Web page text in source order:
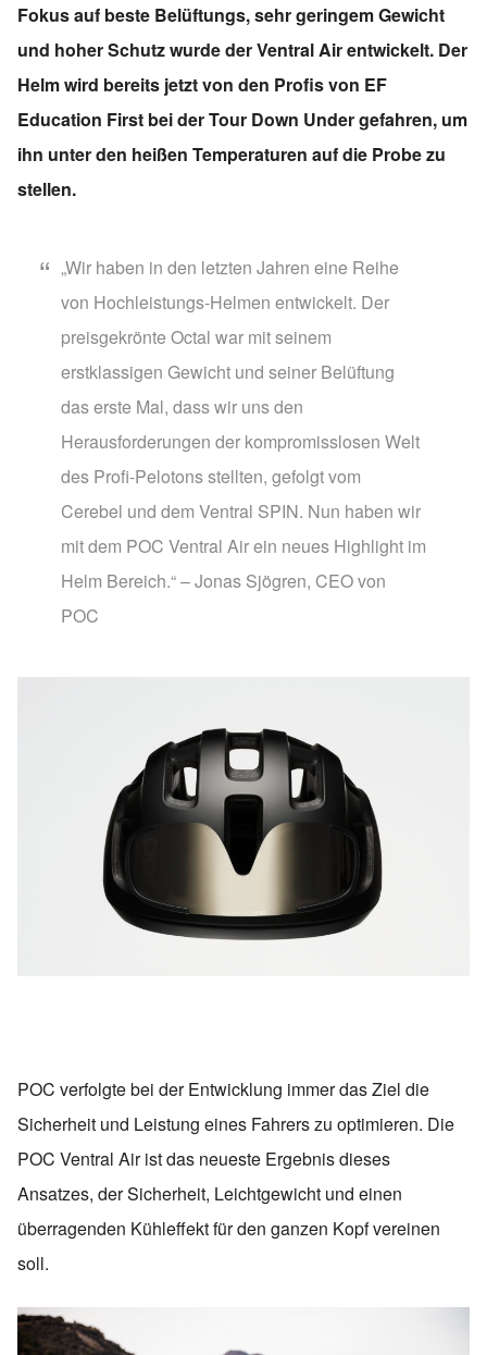
Fokus auf beste Belüftungs, sehr geringem Gewicht
und hoher Schutz wurde der Ventral Air entwickelt. Der
Helm wird bereits jetzt von den Profis von EF
Education First bei der Tour Down Under gefahren, um
ihn unter den heißen Temperaturen auf die Probe zu
stellen.
„Wir haben in den letzten Jahren eine Reihe
von Hochleistungs-Helmen entwickelt. Der
preisgekrönte Octal war mit seinem
erstklassigen Gewicht und seiner Belüftung
das erste Mal, dass wir uns den
Herausforderungen der kompromisslosen Welt
des Profi-Pelotons stellten, gefolgt vom
Cerebel und dem Ventral SPIN. Nun haben wir
mit dem POC Ventral Air ein neues Highlight im
Helm Bereich.“ – Jonas Sjögren, CEO von
POC
POC verfolgte bei der Entwicklung immer das Ziel die
Sicherheit und Leistung eines Fahrers zu optimieren. Die
POC Ventral Air ist das neueste Ergebnis dieses
Ansatzes, der Sicherheit, Leichtgewicht und einen
überragenden Kühleffekt für den ganzen Kopf vereinen
soll.